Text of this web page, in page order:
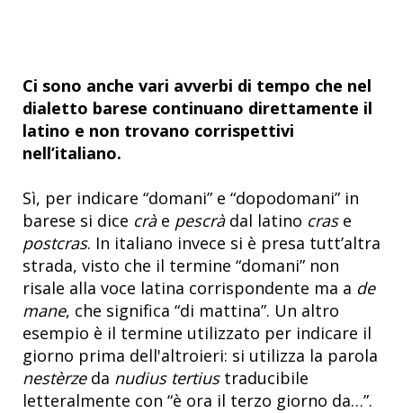
Ci sono anche vari avverbi di tempo che nel
dialetto barese continuano direttamente il
latino e non trovano corrispettivi
nell’italiano.
Sì, per indicare “domani” e “dopodomani” in
barese si dice cràe pescràdal latino crase
postcras. In italiano invece si è presa tutt’altra
strada, visto che il termine “domani” non
risale alla voce latina corrispondente ma a de
mane, che significa “di mattina”. Un altro
esempio è il termine utilizzato per indicare il
giorno prima dell'altroieri: si utilizza la parola
nestèrzeda nudius tertiustraducibile
letteralmente con “è ora il terzo giorno da…”.